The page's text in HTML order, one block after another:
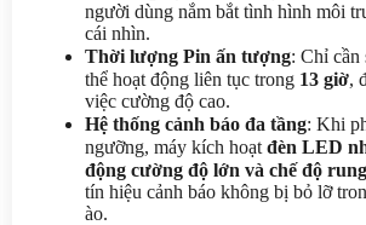
người dùng nắm bắt tình hình môi
cái nhìn.
Thời lượng Pin ấn tượng: Chỉ cần
thể hoạt động liên tục trong 13 giờ,
việc cường độ cao.
Hệ thống cảnh báo đa tầng: Khi
ngưỡng, máy kích hoạt đèn LED
động cường độ lớn và chế độ
tín hiệu cảnh báo không bị bỏ lỡ
ào.